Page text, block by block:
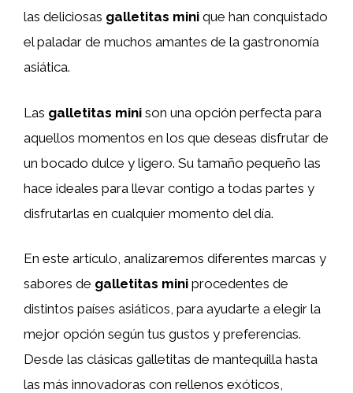
las deliciosas galletitas mini que han conquistado
el paladar de muchos amantes de la gastronomía
asiática.
Las galletitas mini son una opción perfecta para
aquellos momentos en los que deseas disfrutar de
un bocado dulce y ligero. Su tamaño pequeño las
hace ideales para llevar contigo a todas partes y
disfrutarlas en cualquier momento del día.
En este artículo, analizaremos diferentes marcas y
sabores de galletitas mini procedentes de
distintos países asiáticos, para ayudarte a elegir la
mejor opción según tus gustos y preferencias.
Desde las clásicas galletitas de mantequilla hasta
las más innovadoras con rellenos exóticos,